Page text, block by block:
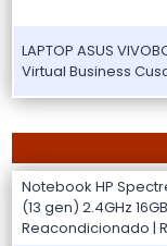
LAPTOP ASUS
Virtual Business
Notebook HP
(13 gen) 2.4GHz
Reacondicionado |